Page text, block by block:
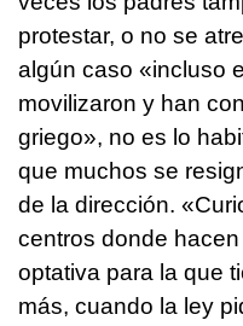
protestar, o no se
algún caso «incluso
movilizaron y han
griego», no es lo
que muchos se
de la dirección.
centros donde
optativa para la que
más, cuando la ley